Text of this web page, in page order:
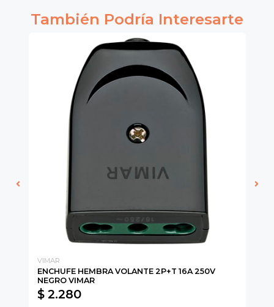
También Podría Interesarte
VIMAR
ENCHUFE HEMBRA VOLANTE 2P+T 16A 250V
NEGRO VIMAR
$ 2.280